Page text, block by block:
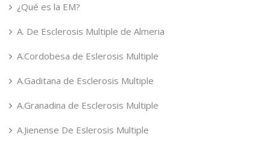
¿Qué es la EM?
A. De Esclerosis Multiple de Almeria
A.Cordobesa de Eslerosis Multiple
A.Gaditana de Esclerosis Multiple
A.Granadina de Esclerosis Multiple
A.Jienense De Eslerosis Multiple